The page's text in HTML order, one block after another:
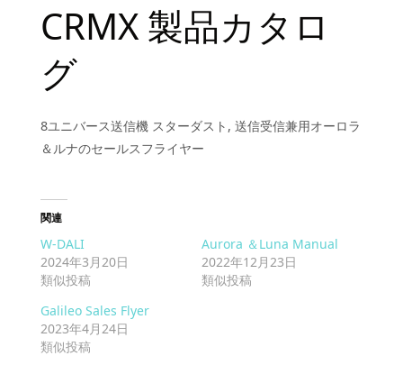
CRMX 製品カタロ
グ
8ユニバース送信機 スターダスト, 送信受信兼用オーロラ
＆ルナのセールスフライヤー
関連
W-DALI
2024年3月20日
類似投稿
Aurora ＆Luna Manual
2022年12月23日
類似投稿
Galileo Sales Flyer
2023年4月24日
類似投稿